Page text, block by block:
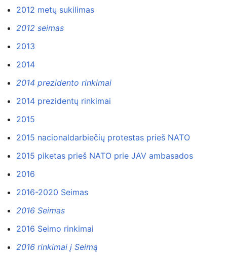
2012 metų sukilimas
2012 seimas
2013
2014
2014 prezidento rinkimai
2014 prezidentų rinkimai
2015
2015 nacionaldarbiečių protestas prieš NATO
2015 piketas prieš NATO prie JAV ambasados
2016
2016-2020 Seimas
2016 Seimas
2016 Seimo rinkimai
2016 rinkimai į Seimą